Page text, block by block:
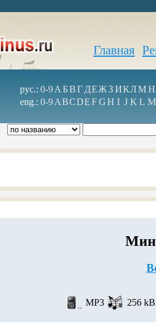
Главная
рус.: 0-9А БВГ ДЕЖ З ИКЛМН
eng.: 0-9ABCDEFGH I J K L M
MP3 256